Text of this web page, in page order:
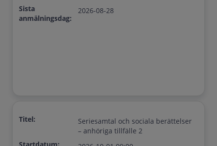
Sista
anmälningsdag:
2026-08-28
Titel:
Seriesamtal och sociala berättelser
– anhöriga tillfälle 2